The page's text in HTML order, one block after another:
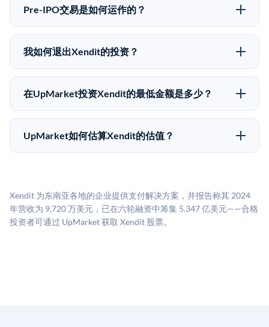
自2019年以来已经纪超过5亿美元的另类投资。
味着没有公开市场可以快速出售。不存在确定的退出时
可能全部损失的准备。私有公司的估值在融资轮次之间
可能大幅波动。投资者应在投资前咨询其财务顾问并审
Pre-IPO交易是如何运作的？
在Pre-IPO交易中，合格投资者通过二级市场平台从现有
股东（如员工、早期投资者或其他持有人）处购买股
为FINRA注册的经纪交易商促成这些交易，代表双方处
理合规、文件和结算事宜。
我如何退出Xendit的投资？
Pre-IPO持股主要有两种退出途径：在二级市场将股份出
售给其他买家，或持有直到公司完成IPO或被收购。两
市场条件。任何退出的时间都是不可预测的，投资者应
做好多年持有的准备。
在UpMarket投资Xendit的最低金额是多少？
UpMarket上大多数Pre-IPO产品的最低投资金额为
50,000美元。具体金额可能因产品和股份供应情况而有
UpMarket如何估算Xendit的估值？
司可比倍数应用私有公司折扣，以反映流动性不足和信
息不对称。此估值不构成投资建议，可能与实际交易价
Xendit 为东南亚各地的企业提供支付解决方案，并报告称其 2024
年营收为 9,720 万美元，已在六轮融资中筹集 5.347 亿美元——合格
投资者可通过 UpMarket 获取 Xendit 股票。